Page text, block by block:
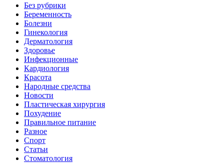
Без рубрики
Беременность
Болезни
Гинекология
Дерматология
Здоровье
Инфекционные
Кардиология
Красота
Народные средства
Новости
Пластическая хирургия
Похудение
Правильное питание
Разное
Спорт
Статьи
Стоматология